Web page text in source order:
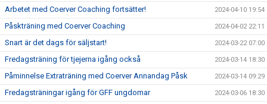
Arbetet med Coerver Coaching fortsätter! 2024-04-10 19:54
Påskträning med Coerver Coaching 2024-04-02 22:11
Snart är det dags för säljstart! 2024-03-22 07:00
Fredagsträning för tjejerna igång också 2024-03-14 18:30
Påminnelse Extraträning med Coerver Annandag Påsk 2024-03-14 09:29
Fredagsträningar igång för GFF ungdomar 2024-03-06 18:30